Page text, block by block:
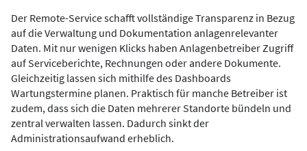
Der Remote-Service schafft vollständige Transparenz in Bezug
auf die Verwaltung und Dokumentation anlagenrelevanter
Daten. Mit nur wenigen Klicks haben Anlagenbetreiber Zugriff
auf Serviceberichte, Rechnungen oder andere Dokumente.
Gleichzeitig lassen sich mithilfe des Dashboards
Wartungstermine planen. Praktisch für manche Betreiber ist
zudem, dass sich die Daten mehrerer Standorte bündeln und
zentral verwalten lassen. Dadurch sinkt der
Administrationsaufwand erheblich.